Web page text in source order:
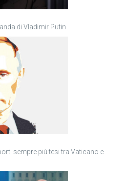
di Vladimir Putin
sempre più tesi tra Vaticano e